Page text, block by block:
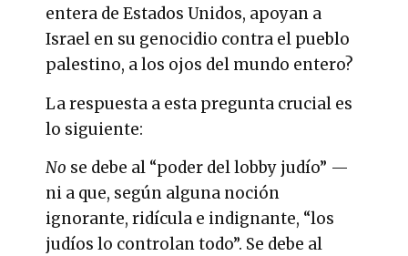
entera de Estados Unidos, apoyan a
Israel en su genocidio contra el pueblo
palestino, a los ojos del mundo entero?
La respuesta a esta pregunta crucial es
lo siguiente:
No se debe al “poder del lobby judío” —
ni a que, según alguna noción
ignorante, ridícula e indignante, “los
judíos lo controlan todo”. Se debe al